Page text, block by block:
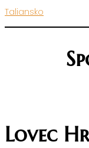
Taliansko
Lovec